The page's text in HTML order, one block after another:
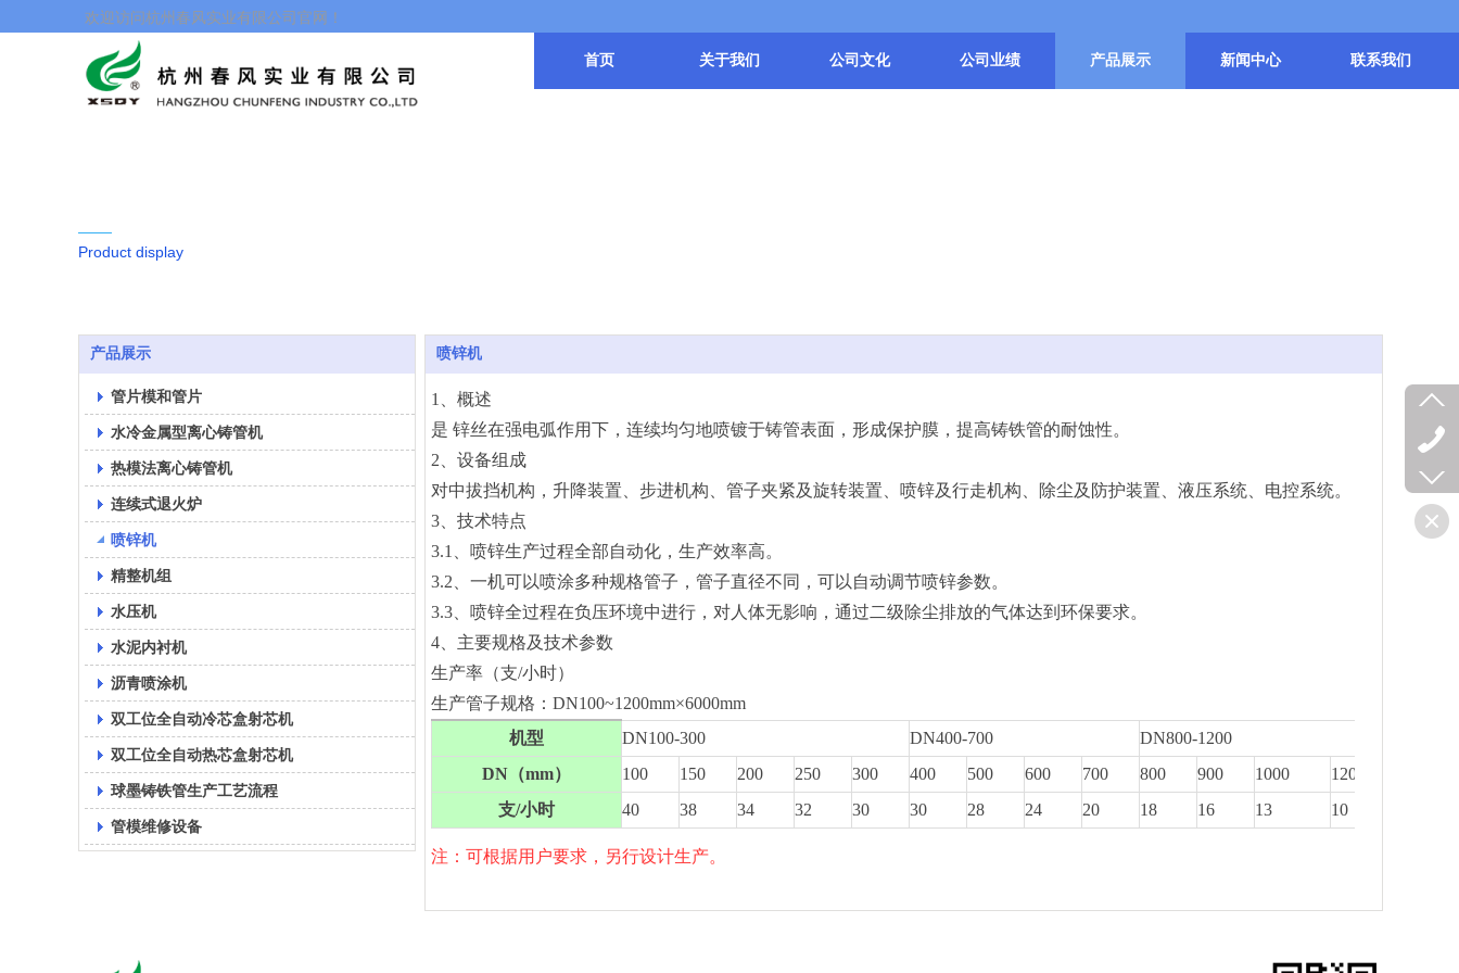
欢迎访问杭州春风实业有限公司官网！
首页 关于我们 公司文化 公司业绩 产品展示 新闻中心 联系我们
Product display
产品展示
管片模和管片
水冷金属型离心铸管机
热模法离心铸管机
连续式退火炉
喷锌机
精整机组
水压机
水泥内衬机
沥青喷涂机
双工位全自动冷芯盒射芯机
双工位全自动热芯盒射芯机
球墨铸铁管生产工艺流程
管模维修设备
喷锌机
1、概述
是 锌丝在强电弧作用下，连续均匀地喷镀于铸管表面，形成保护膜，提高铸铁管的耐蚀性。
2、设备组成
对中拔挡机构，升降装置、步进机构、管子夹紧及旋转装置、喷锌及行走机构、除尘及防护装置、液压系统、电控系统。
3、技术特点
3.1、喷锌生产过程全部自动化，生产效率高。
3.2、一机可以喷涂多种规格管子，管子直径不同，可以自动调节喷锌参数。
3.3、喷锌全过程在负压环境中进行，对人体无影响，通过二级除尘排放的气体达到环保要求。
4、主要规格及技术参数
生产率（支/小时）
生产管子规格：DN100~1200mm×6000mm
机型
DN100-300 DN400-700
DN800-1200
DN（mm）
100 150 200 250 300 400 500 600 700 800 900 1000
1200
支/小时
40 38 34 32 30 30 28 24 20 18 16 13 10
注：可根据用户要求，另行设计生产。